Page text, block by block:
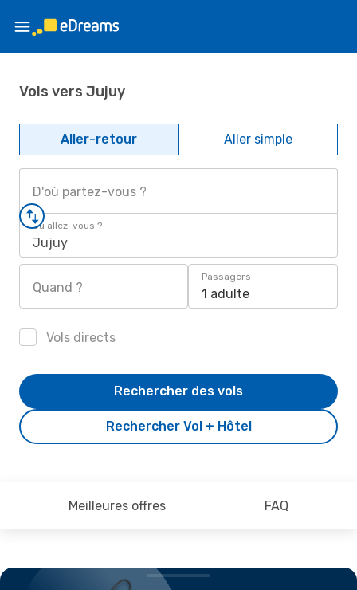
Vols vers Jujuy
Aller-retour Aller simple
D'où partez-vous ?
Où allez-vous ?
Jujuy
Quand ?
Passagers
1 adulte
Vols directs
Rechercher Vol + Hôtel
Rechercher des vols
Meilleures offres FAQ